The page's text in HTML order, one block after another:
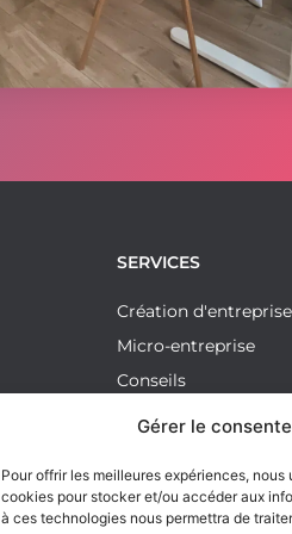
Gérer le
Pour offrir les meilleures expériences,
cookies pour stocker et/ou accéder aux
à ces technologies nous permettra de
SERVICES
Création d'entreprise
Micro-entreprise
Conseils
Comptabilité et
Juridique
Fiscalité